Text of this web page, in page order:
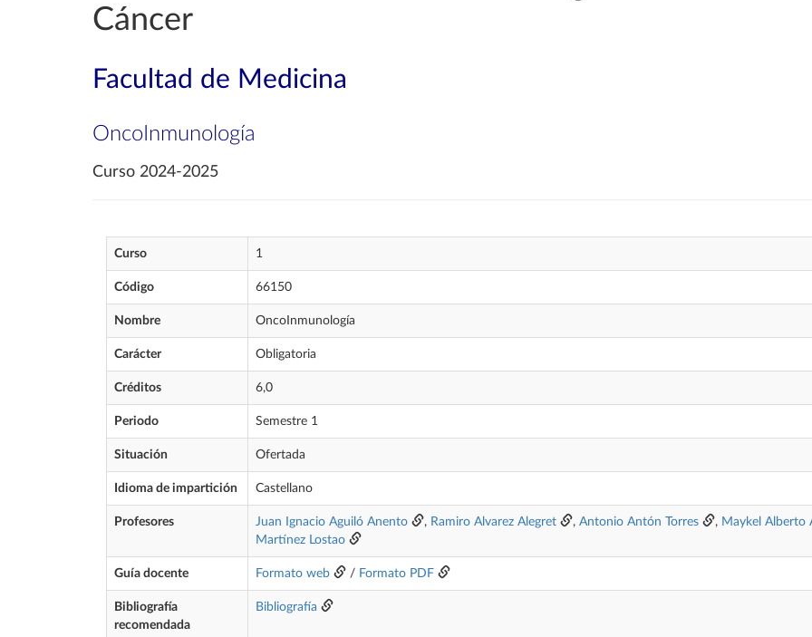
Cáncer
Facultad de Medicina
OncoInmunología
Curso 2024-2025
Curso 1
Código 66150
Nombre OncoInmunología
Carácter Obligatoria
Créditos 6,0
Periodo Semestre 1
Situación Ofertada
Idioma de impartición Castellano
Profesores Juan Ignacio Aguiló Anento , Ramiro Alvarez Alegret , Antonio Antón Torres , Maykel Alberto
Martínez Lostao
Guía docente Formato web / Formato PDF
Bibliografía
recomendada
Bibliografía